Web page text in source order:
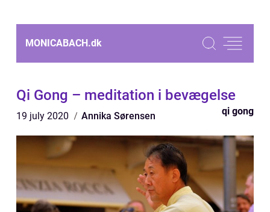
MONICABACH.dk
Qi Gong – meditation i bevægelse
19 july 2020 Annika Sørensen qi gong